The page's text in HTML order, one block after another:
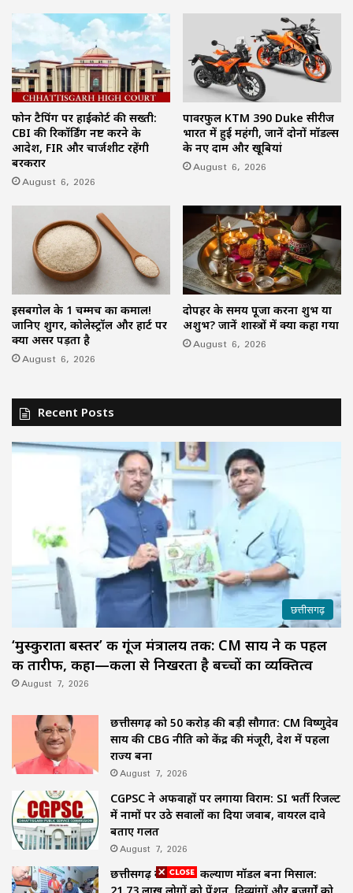
फोन टैपिंग पर हाईकोर्ट की सख्ती:
CBI की रिकॉर्डिंग नष्ट करने के
आदेश, FIR और चार्जशीट रहेंगी
बरकरार
August 6, 2026
पावरफुल KTM 390 Duke सीरीज
भारत में हुई महंगी, जानें दोनों मॉडल्स
के नए दाम और खूबियां
August 6, 2026
इसबगोल के 1 चम्मच का कमाल!
जानिए शुगर, कोलेस्ट्रॉल और हार्ट पर
क्या असर पड़ता है
August 6, 2026
दोपहर के समय पूजा करना शुभ या
अशुभ? जानें शास्त्रों में क्या कहा गया
August 6, 2026
Recent Posts
छत्तीसगढ़
‘मुस्कुराता बस्तर’ की गूंज मंत्रालय तक: CM साय ने की पहल
की तारीफ, कहा—कला से निखरता है बच्चों का व्यक्तित्व
August 7, 2026
छत्तीसगढ़ को 50 करोड़ की बड़ी सौगात: CM विष्णुदेव
साय की CBG नीति को केंद्र की मंजूरी, देश में पहला
राज्य बना
August 7, 2026
CGPSC ने अफवाहों पर लगाया विराम: SI भर्ती रिजल्ट
में नामों पर उठे सवालों का दिया जवाब, वायरल दावे
बताए गलत
August 7, 2026
छत्तीसगढ़ का समाज कल्याण मॉडल बना मिसाल: